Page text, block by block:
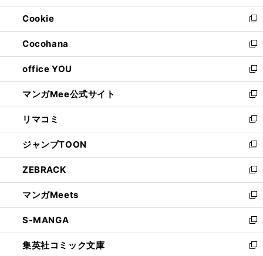
開
く
ウ
で
開
く
ン
ド
ウ
で
開
く
ウ
ィ
ン
ド
ウ
で
開
く
Cookie
新
し
い
ウ
ィ
ン
ド
ウ
で
開
く
Cocohana
新
し
い
ウ
ィ
ン
ド
ウ
で
開
く
office YOU
新
し
い
ウ
ィ
ン
ド
ウ
で
開
く
マンガMee公式サイト
新
し
い
ウ
ィ
ン
ド
ウ
で
開
く
リマコミ
新
し
い
ウ
ィ
ン
ド
ウ
で
開
く
ジャンプTOON
新
し
い
ウ
ィ
ン
ド
ウ
で
ZEBRACK
新
し
い
ウ
ィ
ン
ド
マンガMeets
新
し
い
ウ
ィ
S-MANGA
新
し
い
集英社コミック文庫
新